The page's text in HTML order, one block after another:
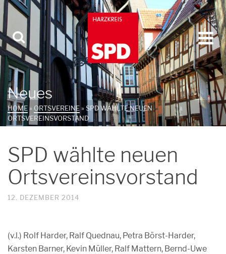
Neues
HOME» ORTSVEREINE»SPD WÄHLTE NEUEN
ORTSVEREINSVORSTAND
SPD wählte neuen
Ortsvereinsvorstand
12. DEZEMBER 2014
(v.l.) Rolf Harder, Ralf Quednau, Petra Börst-Harder,
Karsten Barner, Kevin Müller, Ralf Mattern, Bernd-Uwe